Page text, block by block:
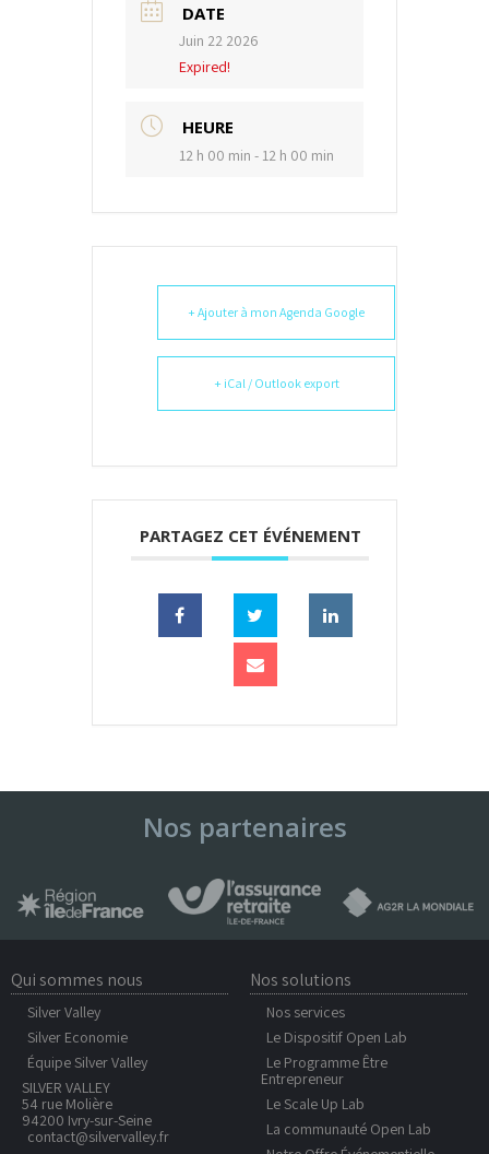
DATE
Juin 22 2026
Expired!
HEURE
12 h 00 min - 12 h 00 min
+ Ajouter à mon Agenda Google
+ iCal / Outlook export
PARTAGEZ CET ÉVÉNEMENT
Nos partenaires
Qui sommes nous
Silver Valley
Silver Economie
Équipe Silver Valley
SILVER VALLEY
54 rue Molière
94200 Ivry-sur-Seine
contact@silvervalley.fr
Nos solutions
Nos services
Le Dispositif Open Lab
Le Programme Être
Entrepreneur
Le Scale Up Lab
La communauté Open Lab